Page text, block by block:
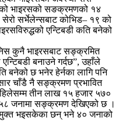
भाइरसको सङक्रमणको १४
सेरो सर्भेलेन्सबाट कोभिड– १९ को
एन्टिबडी कति बनेको
कुनै भाइरसबाट सङ्क्रमित
बनाउने गर्दछ”, उहाँले
बनेको छ भनेर हेर्नका लागि पनि
चाँडै नै सङ्क्रमण प्रभावित
तीन लाख १५ हजार ५७०
जनामा सङ्क्रमण देखिएको छ ।
भइसकेका छन् भने ४० जनाको